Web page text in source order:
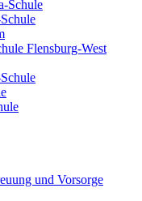
Schule
Flensburg-West
und Vorsorge